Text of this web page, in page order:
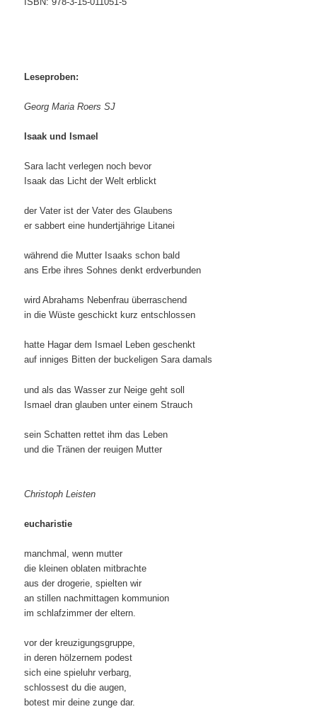
Leseproben:
Georg Maria Roers SJ
Isaak und Ismael
Sara lacht verlegen noch bevor
Isaak das Licht der Welt erblickt
der Vater ist der Vater des Glaubens
er sabbert eine hundertjährige Litanei
während die Mutter Isaaks schon bald
ans Erbe ihres Sohnes denkt erdverbunden
wird Abrahams Nebenfrau überraschend
in die Wüste geschickt kurz entschlossen
hatte Hagar dem Ismael Leben geschenkt
auf inniges Bitten der buckeligen Sara damals
und als das Wasser zur Neige geht soll
Ismael dran glauben unter einem Strauch
sein Schatten rettet ihm das Leben
und die Tränen der reuigen Mutter
Christoph Leisten
eucharistie
manchmal, wenn mutter
die kleinen oblaten mitbrachte
aus der drogerie, spielten wir
an stillen nachmittagen kommunion
im schlafzimmer der eltern.
vor der kreuzigungsgruppe,
in deren hölzernem podest
sich eine spieluhr verbarg,
schlossest du die augen,
botest mir deine zunge dar.